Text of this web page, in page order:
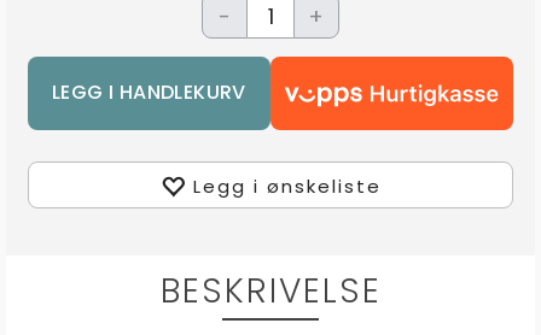
- +
Legg i ønskeliste
BESKRIVELSE